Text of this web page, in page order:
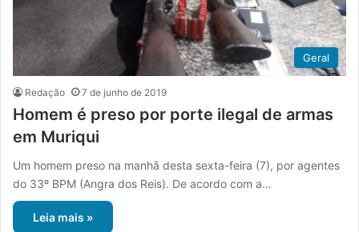
Geral
Redação 7 de junho de 2019
Homem é preso por porte ilegal de armas
em Muriqui
Um homem preso na manhã desta sexta-feira (7), por agentes
do 33º BPM (Angra dos Reis). De acordo com a…
Leia mais »